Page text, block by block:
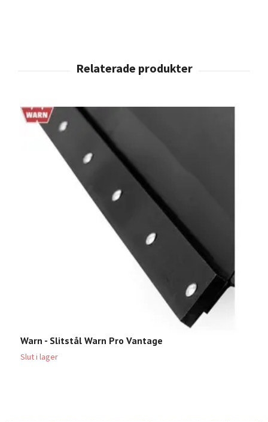
Warn - Slitstål Warn Pro Vantage
Slut i lager